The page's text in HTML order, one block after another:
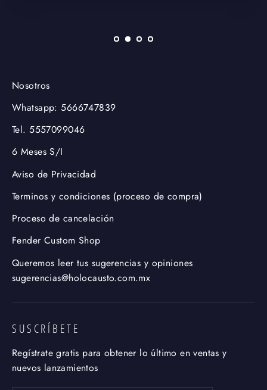
Nosotros
Whatsapp: 5666747839
Tel. 5557099046
6 Meses S/I
Aviso de Privacidad
Terminos y condiciones (proceso de compra)
Proceso de cancelación
Fender Custom Shop
Queremos leer tus sugerencias y opiniones
sugerencias@holocausto.com.mx
SUSCRÍBETE
Regístrate gratis para obtener lo último en ventas y
nuevos lanzamientos